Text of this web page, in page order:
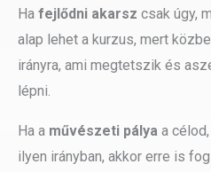
Ha fejlődni akarsz csak úgy,
alap lehet a kurzus, mert
irányra, ami megtetszik és
lépni.
Ha a művészeti pálya a
ilyen irányban, akkor erre is